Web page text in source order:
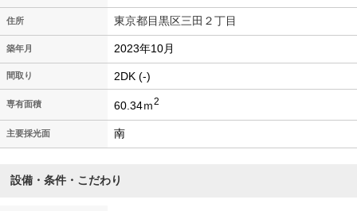
住所 東京都目黒区三田２丁目
築年月 2023年10月
間取り 2DK (-)
専有面積 60.34ｍ2
主要採光面 南
設備・条件・こだわり